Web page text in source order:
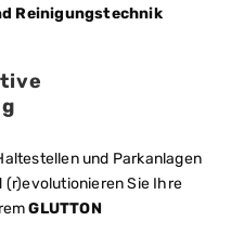
Reinigungstechnik
und Parkanlagen
(r)evolutionieren Sie Ihre
GLUTTON